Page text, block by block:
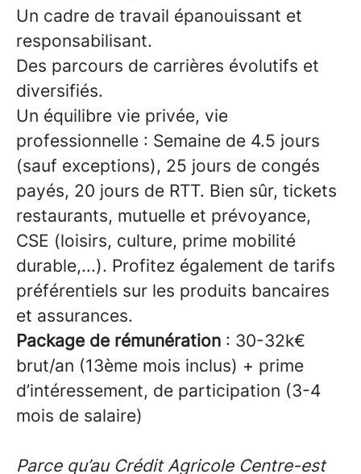
Un cadre de travail épanouissant et
responsabilisant.
Des parcours de carrières évolutifs et
diversifiés.
Un équilibre vie privée, vie
professionnelle : Semaine de 4.5 jours
(sauf exceptions), 25 jours de congés
payés, 20 jours de RTT. Bien sûr, tickets
restaurants, mutuelle et prévoyance,
CSE (loisirs, culture, prime mobilité
durable,...). Profitez également de tarifs
préférentiels sur les produits bancaires
et assurances.
Package de rémunération : 30-32k€
brut/an (13ème mois inclus) + prime
d’intéressement, de participation (3-4
mois de salaire)
Parce qu’au Crédit Agricole Centre-est